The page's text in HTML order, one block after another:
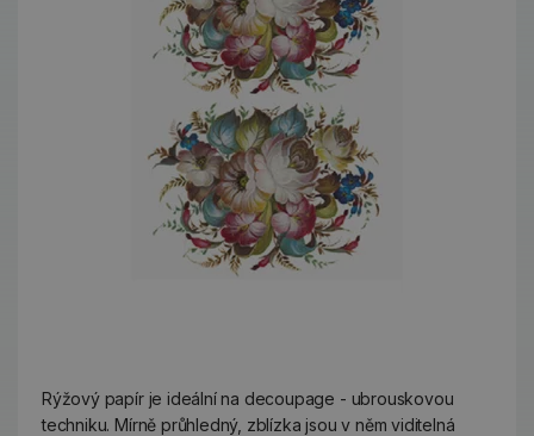
Rýžový papír je ideální na decoupage - ubrouskovou
techniku. Mírně průhledný, zblízka jsou v něm viditelná